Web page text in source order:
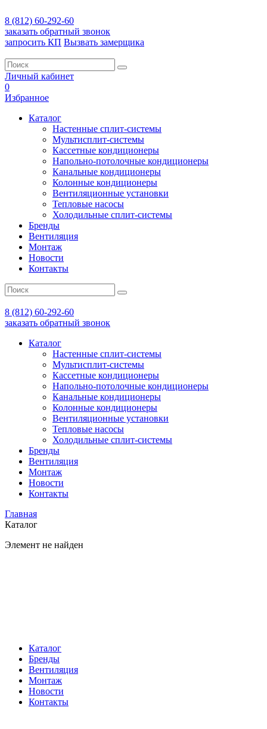
8 (812) 60-292-60
заказать обратный звонок
запросить КП Вызвать замерщика
Личный кабинет
0
Избранное
Каталог
Настенные сплит-системы
Мультисплит-системы
Кассетные кондиционеры
Напольно-потолочные кондиционеры
Канальные кондиционеры
Колонные кондиционеры
Вентиляционные установки
Тепловые насосы
Холодильные сплит-системы
Бренды
Вентиляция
Монтаж
Новости
Контакты
8 (812) 60-292-60
заказать обратный звонок
Каталог
Настенные сплит-системы
Мультисплит-системы
Кассетные кондиционеры
Напольно-потолочные кондиционеры
Канальные кондиционеры
Колонные кондиционеры
Вентиляционные установки
Тепловые насосы
Холодильные сплит-системы
Бренды
Вентиляция
Монтаж
Новости
Контакты
Главная
Каталог
Элемент не найден
Каталог
Бренды
Вентиляция
Монтаж
Новости
Контакты